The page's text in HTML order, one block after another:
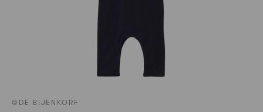
©DE BIJENKORF